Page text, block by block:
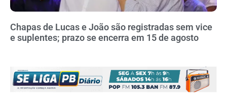
Chapas de Lucas e João são registradas sem vice
e suplentes; prazo se encerra em 15 de agosto